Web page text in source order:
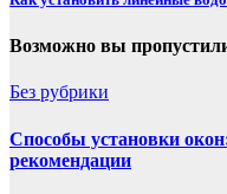
Возможно вы
Без рубрики
Способы установки
рекомендации